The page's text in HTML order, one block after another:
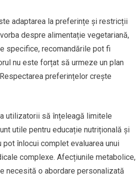
adaptarea la preferințe și restricții
despre alimentație vegetariană,
specifice, recomandările pot fi
nu este forțat să urmeze un plan
preferințelor crește
utilizatorii să înțeleagă limitele
utile pentru educație nutrițională și
pot înlocui complet evaluarea unui
complexe. Afecțiunile metabolice,
necesită o abordare personalizată